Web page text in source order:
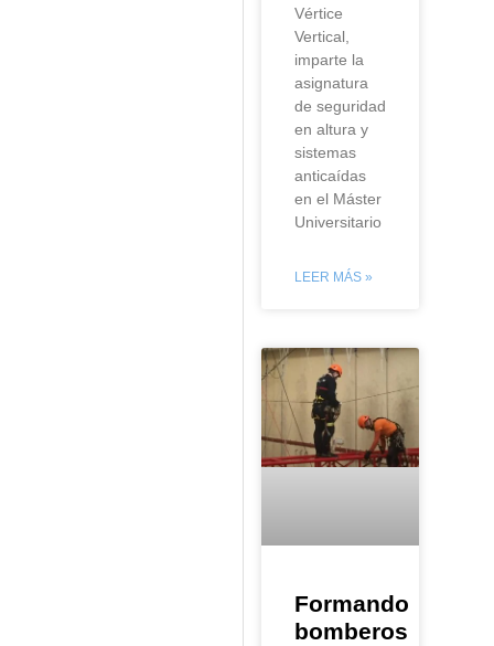
Vértice
Vertical,
imparte la
asignatura
de seguridad
en altura y
sistemas
anticaídas
en el Máster
Universitario
LEER MÁS »
Formando
bomberos